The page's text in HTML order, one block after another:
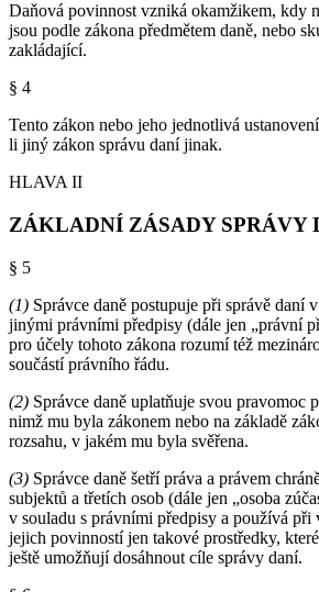
Daňová povinnost vzniká okamžikem, kdy
jsou podle zákona předmětem daně, nebo
zakládající.
§ 4
Tento zákon nebo jeho jednotlivá
li jiný zákon správu daní jinak.
HLAVA II
ZÁKLADNÍ ZÁSADY SPRÁVY
§ 5
(1) Správce daně postupuje při správě daní
jinými právními předpisy (dále jen „právní
pro účely tohoto zákona rozumí též
součástí právního řádu.
(2) Správce daně uplatňuje svou pravomoc
nimž mu byla zákonem nebo na základě
rozsahu, v jakém mu byla svěřena.
(3) Správce daně šetří práva a právem
subjektů a třetích osob (dále jen „osoba
v souladu s právními předpisy a používá při
jejich povinností jen takové prostředky,
ještě umožňují dosáhnout cíle správy daní.